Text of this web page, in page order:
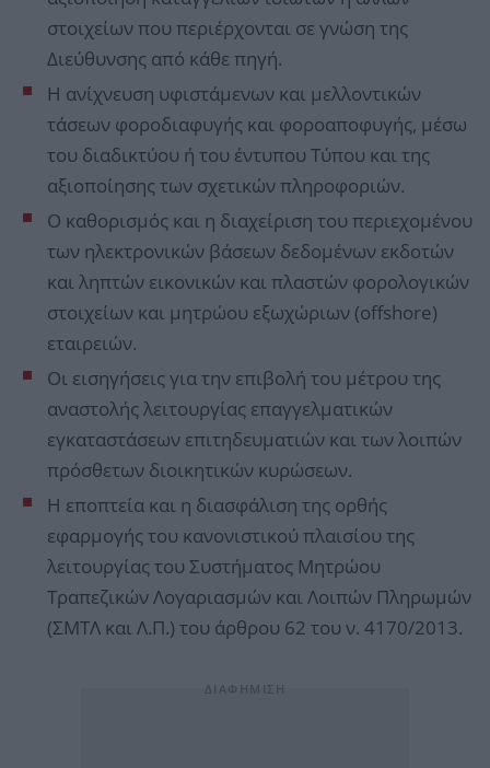
στοιχείων που περιέρχονται σε γνώση της
Διεύθυνσης από κάθε πηγή.
Η ανίχνευση υφιστάμενων και μελλοντικών
τάσεων φοροδιαφυγής και φοροαποφυγής, μέσω
του διαδικτύου ή του έντυπου Τύπου και της
αξιοποίησης των σχετικών πληροφοριών.
Ο καθορισμός και η διαχείριση του περιεχομένου
των ηλεκτρονικών βάσεων δεδομένων εκδοτών
και ληπτών εικονικών και πλαστών φορολογικών
στοιχείων και μητρώου εξωχώριων (offshore)
εταιρειών.
Οι εισηγήσεις για την επιβολή του μέτρου της
αναστολής λειτουργίας επαγγελματικών
εγκαταστάσεων επιτηδευματιών και των λοιπών
πρόσθετων διοικητικών κυρώσεων.
Η εποπτεία και η διασφάλιση της ορθής
εφαρμογής του κανονιστικού πλαισίου της
λειτουργίας του Συστήματος Μητρώου
Τραπεζικών Λογαριασμών και Λοιπών Πληρωμών
(ΣΜΤΛ και Λ.Π.) του άρθρου 62 του ν. 4170/2013.